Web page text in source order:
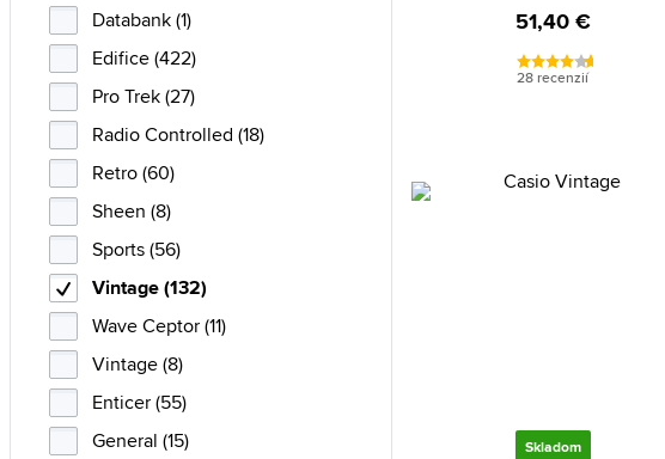
51,40 €
28 recenzií
Skladom
Databank (1)
Edifice (422)
Pro Trek (27)
Radio Controlled (18)
Retro (60)
Sheen (8)
Sports (56)
Vintage (132)
Wave Ceptor (11)
Vintage (8)
Enticer (55)
General (15)